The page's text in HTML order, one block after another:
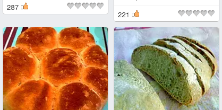
287
221